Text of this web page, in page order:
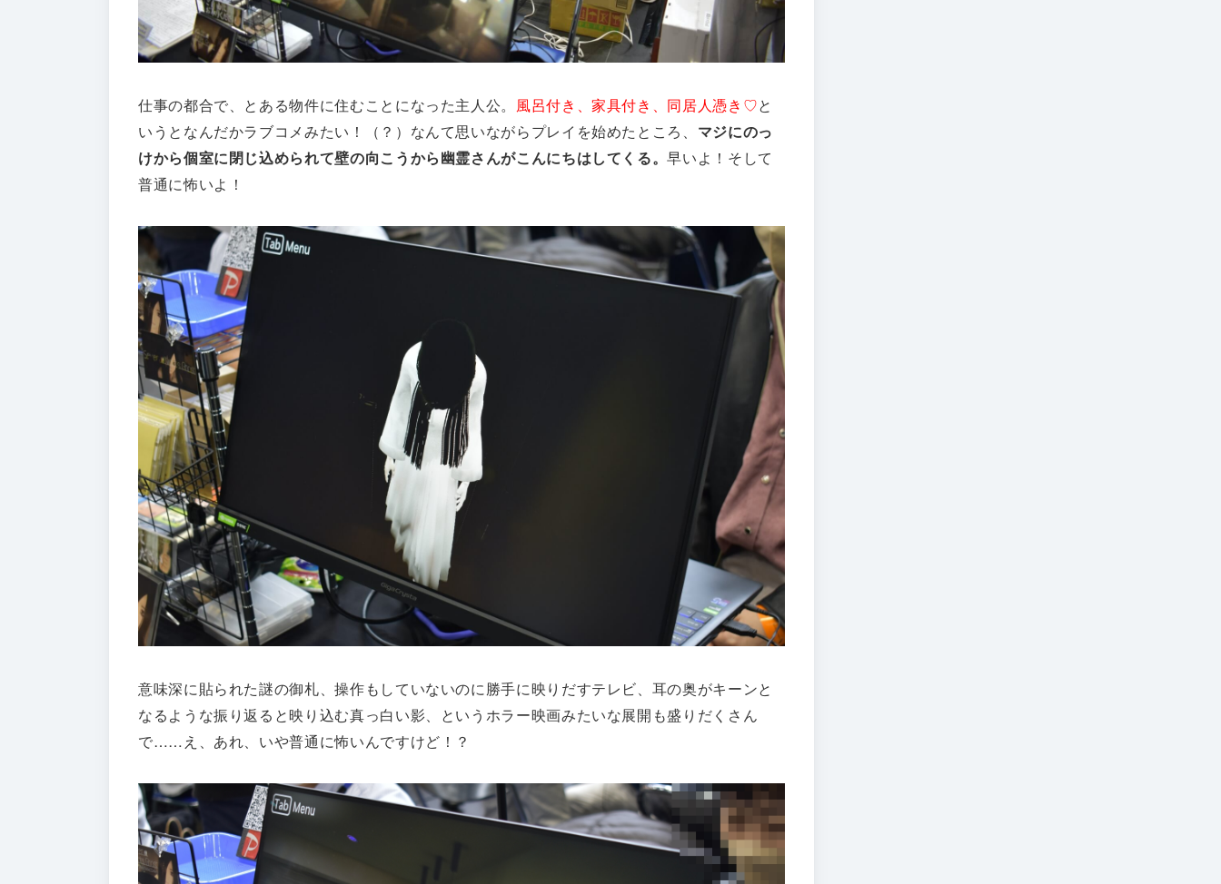
仕事の都合で、とある物件に住むことになった主人公。 風呂付き、家具付き、同居人憑き♡と
いうとなんだかラブコメみたい！（？）なんて思いながらプレイを始めたところ、 マジにのっ
けから個室に閉じ込められて壁の向こうから幽霊さんがこんにちはしてくる。早いよ！そして
普通に怖いよ！
意味深に貼られた謎の御札、操作もしていないのに勝手に映りだすテレビ、耳の奥がキーンと
なるような振り返ると映り込む真っ白い影、というホラー映画みたいな展開も盛りだくさん
で……え、あれ、いや普通に怖いんですけど！？